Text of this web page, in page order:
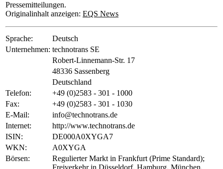
Pressemitteilungen.
Originalinhalt anzeigen: EQS News
Sprache:
Deutsch
Unternehmen: technotrans SE
Robert-Linnemann-Str. 17
48336 Sassenberg
Deutschland
Telefon:
+49 (0)2583 - 301 - 1000
Fax:
+49 (0)2583 - 301 - 1030
E-Mail:
info@technotrans.de
Internet:
http://www.technotrans.de
ISIN:
DE000A0XYGA7
WKN:
A0XYGA
Börsen:
Regulierter Markt in Frankfurt (Prime Standard);
Freiverkehr in Düsseldorf, Hamburg, München,